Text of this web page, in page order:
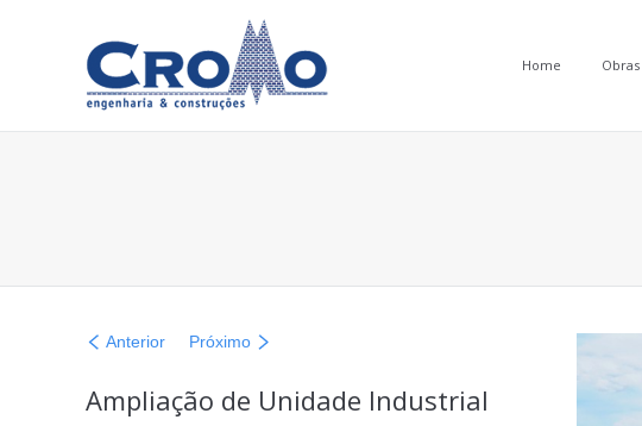
Home Obras
Anterior Próximo
Ampliação de Unidade Industrial